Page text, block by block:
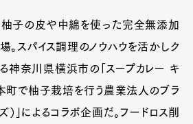
柚子の皮や中綿を使った完全無添加
。スパイス調理のノウハウを活かしク
神奈川県横浜市の「スープカレー キ
町で柚子栽培を行う農業法人のブラ
）」によるコラボ企画だ。フードロス削